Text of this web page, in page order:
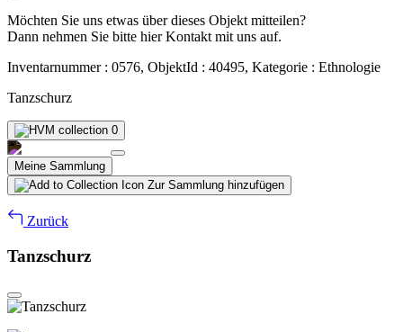
Möchten Sie uns etwas über dieses Objekt mitteilen?
Dann nehmen Sie bitte hier Kontakt mit uns auf.
Inventarnummer : 0576, ObjektId : 40495, Kategorie : Ethnologie
Tanzschurz
0
Meine Sammlung
Zur Sammlung hinzufügen
Zurück
Tanzschurz